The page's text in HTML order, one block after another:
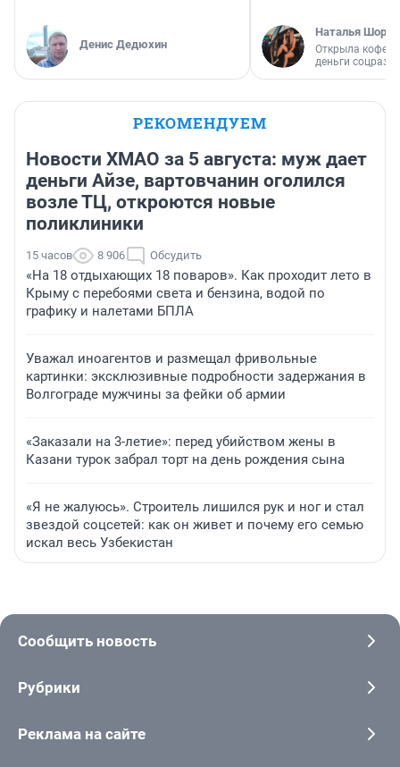
Денис Дедюхин
Наталья
Открыла
деньги
РЕКОМЕНДУЕМ
Новости ХМАО за 5 августа: муж дает
деньги Айзе, вартовчанин оголился
возле ТЦ, откроются новые
поликлиники
15 часов 8 906 Обсудить
«На 18 отдыхающих 18 поваров». Как проходит лето в
Крыму с перебоями света и бензина, водой по
графику и налетами БПЛА
Уважал иноагентов и размещал фривольные
картинки: эксклюзивные подробности задержания в
Волгограде мужчины за фейки об армии
«Заказали на 3-летие»: перед убийством жены в
Казани турок забрал торт на день рождения сына
«Я не жалуюсь». Строитель лишился рук и ног и стал
звездой соцсетей: как он живет и почему его семью
искал весь Узбекистан
Сообщить новость
Рубрики
Реклама на сайте